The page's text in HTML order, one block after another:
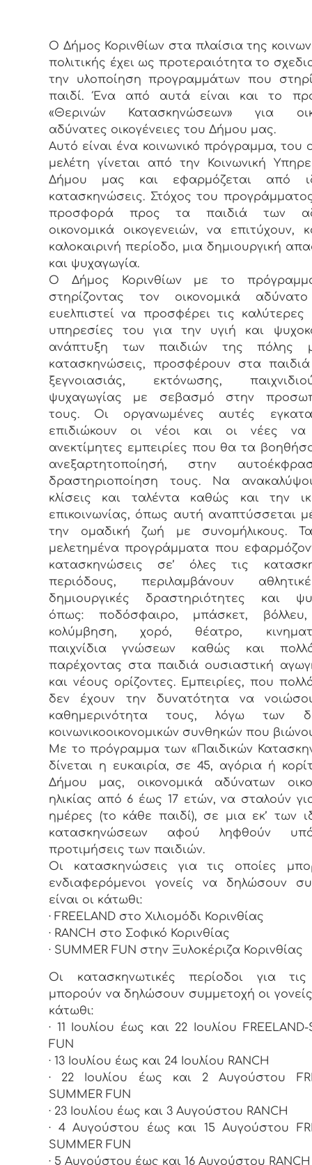
Ο Δήμος Κορινθίων στα πλαίσια της
πολιτικής έχει ως προτεραιότητα το
την υλοποίηση προγραμμάτων που
παιδί. Ένα από αυτά είναι και το
«Θερινών Κατασκηνώσεων» για
αδύνατες οικογένειες του Δήμου μας.
Αυτό είναι ένα κοινωνικό πρόγραμμα, του
μελέτη γίνεται από την Κοινωνική
Δήμου μας και εφαρμόζεται από
κατασκηνώσεις. Στόχος του
προσφορά προς τα παιδιά των
οικονομικά οικογενειών, να επιτύχουν,
καλοκαιρινή περίοδο, μια δημιουργική
και ψυχαγωγία.
Ο Δήμος Κορινθίων με το
στηρίζοντας τον οικονομικά
ευελπιστεί να προσφέρει τις καλύτερες
υπηρεσίες του για την υγιή και
ανάπτυξη των παιδιών της πόλης
κατασκηνώσεις, προσφέρουν στα
ξεγνοιασιάς, εκτόνωσης,
ψυχαγωγίας με σεβασμό στην
τους. Οι οργανωμένες αυτές
επιδιώκουν οι νέοι και οι νέες να
ανεκτίμητες εμπειρίες που θα τα
ανεξαρτητοποίησή, στην
δραστηριοποίηση τους. Να
κλίσεις και ταλέντα καθώς και την
επικοινωνίας, όπως αυτή αναπτύσσεται
την ομαδική ζωή με συνομήλικους.
μελετημένα προγράμματα που
κατασκηνώσεις σε’ όλες τις
περιόδους, περιλαμβάνουν
δημιουργικές δραστηριότητες και
όπως: ποδόσφαιρο, μπάσκετ, βόλλευ,
κολύμβηση, χορό, θέατρο,
παιχνίδια γνώσεων καθώς και
παρέχοντας στα παιδιά ουσιαστική
και νέους ορίζοντες. Εμπειρίες, που
δεν έχουν την δυνατότητα να
καθημερινότητα τους, λόγω των
κοινωνικοοικονομικών συνθηκών που
Με το πρόγραμμα των «Παιδικών
δίνεται η ευκαιρία, σε 45, αγόρια ή
Δήμου μας, οικονομικά αδύνατων
ηλικίας από 6 έως 17 ετών, να σταλούν
ημέρες (το κάθε παιδί), σε μια εκ’ των
κατασκηνώσεων αφού ληφθούν
προτιμήσεις των παιδιών.
Οι κατασκηνώσεις για τις οποίες
ενδιαφερόμενοι γονείς να δηλώσουν
είναι οι κάτωθι:
· FREELAND στο Χιλιομόδι Κορινθίας
· RANCH στο Σοφικό Κορινθίας
· SUMMER FUN στην Ξυλοκέριζα Κορινθίας
Οι κατασκηνωτικές περίοδοι για
μπορούν να δηλώσουν συμμετοχή οι γονείς
κάτωθι:
· 11 Ιουλίου έως και 22 Ιουλίου FREELAND-
FUN
· 13 Ιουλίου έως και 24 Ιουλίου RANCH
· 22 Ιουλίου έως και 2 Αυγούστου
SUMMER FUN
· 23 Ιουλίου έως και 3 Αυγούστου RANCH
· 4 Αυγούστου έως και 15 Αυγούστου
SUMMER FUN
· 5 Αυγούστου έως και 16 Αυγούστου RANCH